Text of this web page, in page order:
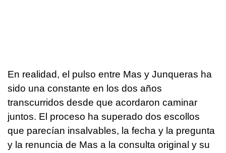
En realidad, el pulso entre Mas y Junqueras ha
sido una constante en los dos años
transcurridos desde que acordaron caminar
juntos. El proceso ha superado dos escollos
que parecían insalvables, la fecha y la pregunta
y la renuncia de Mas a la consulta original y su